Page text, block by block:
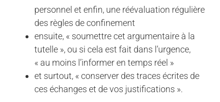
personnel et enfin, une réévaluation régulière
des règles de confinement
ensuite, « soumettre cet argumentaire à la
tutelle », ou si cela est fait dans l’urgence,
« au moins l’informer en temps réel »
et surtout, « conserver des traces écrites de
ces échanges et de vos justifications ».